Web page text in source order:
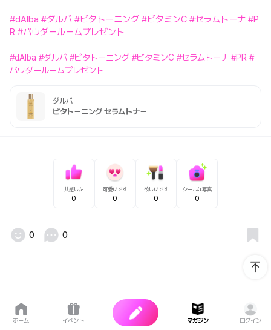
#dAlba #ダルバ #ビタトーニング #ビタミンC #セラムトーナ #P
R #パウダールームプレゼント
#dAlba #ダルバ #ビタトーニング #ビタミンC #セラムトーナ #PR #
パウダールームプレゼント
ダルバ
ビタトーニング セラムトナー
共感した
0
可愛いです
0
欲しいです
0
クールな写真
0
0 0
ホーム イベント マガジン ログイン